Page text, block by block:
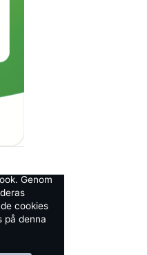
Genom
cookies
på denna